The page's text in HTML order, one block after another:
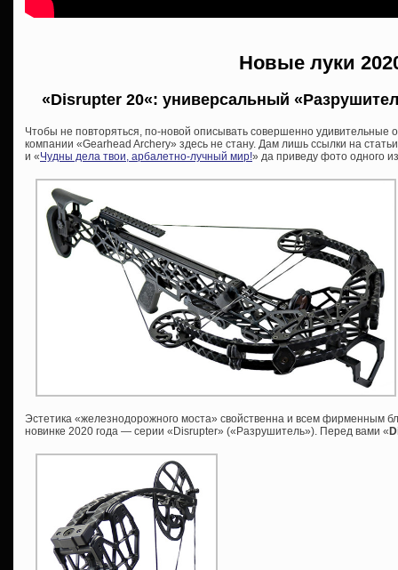
Новые луки
«Disrupter 20«: универсальный
Чтобы не повторяться, по-новой описывать совершенно удивительные
компании «Gearhead Archery» здесь не стану. Дам лишь ссылки на
и «Чудны дела твои, арбалетно-лучный мир!» да приведу фото одного
Эстетика «железнодорожного моста» свойственна и всем фирменным
новинке 2020 года — серии «Disrupter» («Разрушитель»). Перед вами «